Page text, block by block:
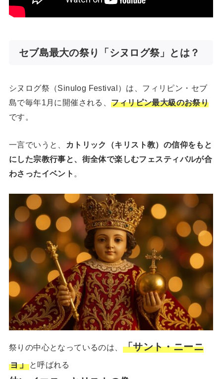
セブ島最大の祭り「シヌログ祭」とは？
シヌログ祭（Sinulog Festival）は、フィリピン・セブ
島で毎年1月に開催される、フィリピン最大級のお祭り
です。
一言でいうと、
カトリック（キリスト教）の信仰をもと
にした宗教行事と、街全体で楽しむフェスティバルが合
わさったイベント 。
祭りの中心となっているのは、 「サント・ニーニ
ョ」と呼ばれる